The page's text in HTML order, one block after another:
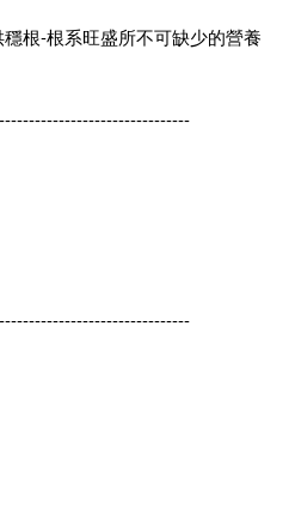
根-根系旺盛所不可缺少的營養